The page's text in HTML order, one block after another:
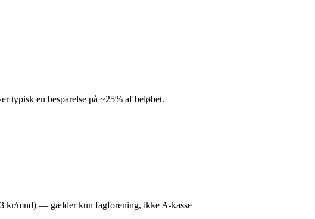
typisk en besparelse på ~25% af beløbet.
kr/mnd) — gælder kun fagforening, ikke A-kasse